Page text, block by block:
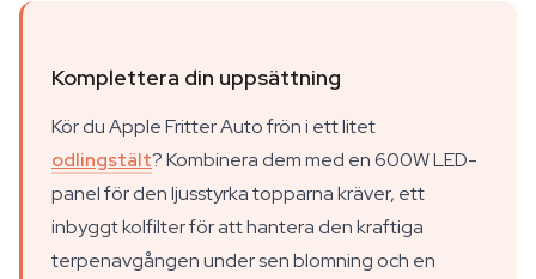
Komplettera din uppsättning
Kör du Apple Fritter Auto frön i ett litet
odlingstält? Kombinera dem med en 600W LED-
panel för den ljusstyrka topparna kräver, ett
inbyggt kolfilter för att hantera den kraftiga
terpenavgången under sen blomning och en